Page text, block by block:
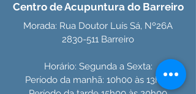
Centro de Acupuntura do Barreiro
Morada: Rua Doutor Luís Sá, Nº26A
2830-511 Barreiro
Horário: Segunda a Sexta:
Período da manhã: 10h00 às 13h00